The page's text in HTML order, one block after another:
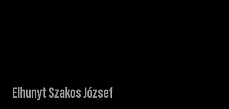
Elhunyt Szakos József